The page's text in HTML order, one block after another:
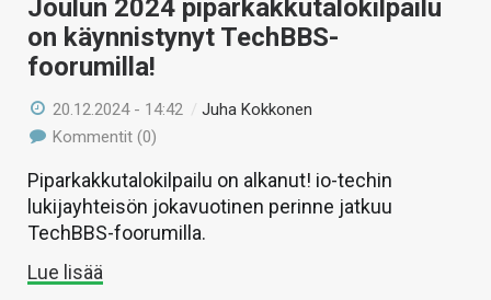
Joulun 2024 piparkakkutalokilpailu
on käynnistynyt TechBBS-
foorumilla!
20.12.2024 - 14:42 /Juha Kokkonen
Kommentit (0)
Piparkakkutalokilpailu on alkanut! io-techin
lukijayhteisön jokavuotinen perinne jatkuu
TechBBS-foorumilla.
Lue lisää